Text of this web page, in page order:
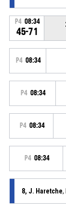
P4 08:34
45-71
P4 08:34
P4 08:34
P4 08:34
P4 08:34
8, J. Haretche,